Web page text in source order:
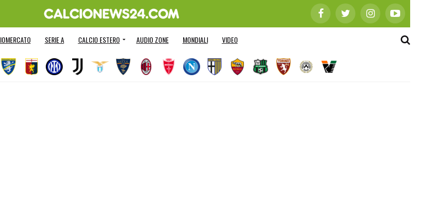
SERIE A CALCIO ESTERO AUDIO ZONE MONDIALI VIDEO